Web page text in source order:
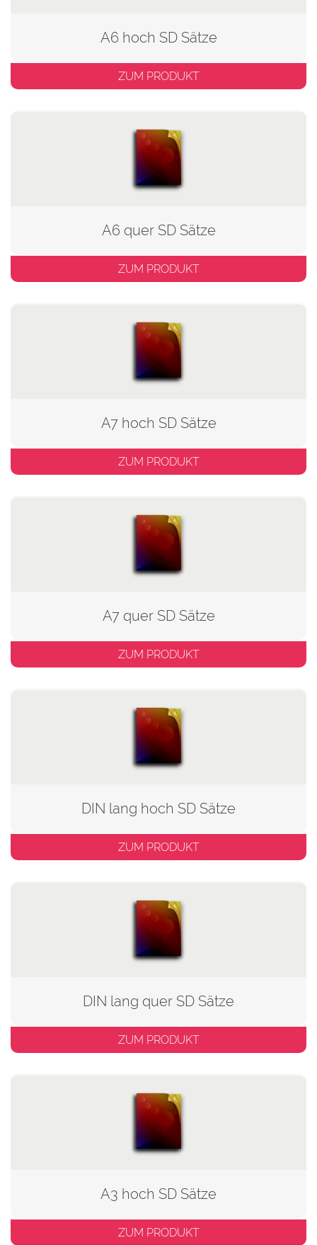
A6 hoch SD Sätze
ZUM PRODUKT
A6 quer SD Sätze
ZUM PRODUKT
A7 hoch SD Sätze
ZUM PRODUKT
A7 quer SD Sätze
ZUM PRODUKT
DIN lang hoch SD Sätze
ZUM PRODUKT
DIN lang quer SD Sätze
ZUM PRODUKT
A3 hoch SD Sätze
ZUM PRODUKT